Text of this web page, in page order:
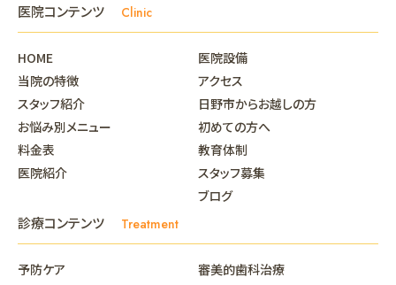
医院コンテンツ Clinic
HOME
当院の特徴
スタッフ紹介
お悩み別メニュー
料金表
医院紹介
医院設備
アクセス
日野市からお越しの方
初めての方へ
教育体制
スタッフ募集
ブログ
診療コンテンツ Treatment
予防ケア
審美的歯科治療